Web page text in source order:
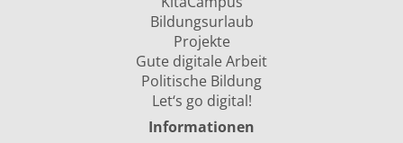
Bildungsurlaub
Projekte
Gute digitale Arbeit
Politische Bildung
Let‘s go digital!
Informationen